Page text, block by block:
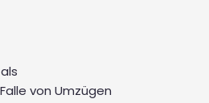
von Umzügen